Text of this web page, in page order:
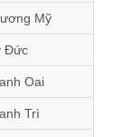
Mỹ
Đức
Oai
Trì